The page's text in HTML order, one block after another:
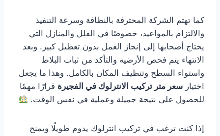
كما تهتم الشركة المحترفة بالنظافة وسرعة التنفيذ
والالتزام بالمواعيد، خصوصًا في الفلل والمنازل التي
يحتاج أصحابها إلى إنجاز العمل بدون تعطيل كبير. وبعد
الانتهاء يتم فحص الأرضية والتأكد من ثبات البلاط
واستواء السطح وتنظيف المكان بالكامل. وهذا ما يجعل
اختيار سعر متر تركيب الانترلوك في الفجيرة قرارًا مهمًا
للحصول على نتيجة جميلة وعملية في نفس الوقت.
إذا كنت ترغب في تركيب انترلوك يدوم طويلًا ويمنح